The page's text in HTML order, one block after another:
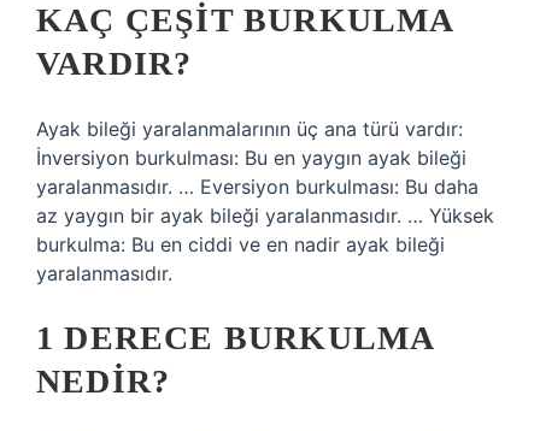
KAÇ ÇEŞIT BURKULMA
VARDIR?
Ayak bileği yaralanmalarının üç ana türü vardır:
İnversiyon burkulması: Bu en yaygın ayak bileği
yaralanmasıdır. … Eversiyon burkulması: Bu daha
az yaygın bir ayak bileği yaralanmasıdır. … Yüksek
burkulma: Bu en ciddi ve en nadir ayak bileği
yaralanmasıdır.
1 DERECE BURKULMA
NEDIR?